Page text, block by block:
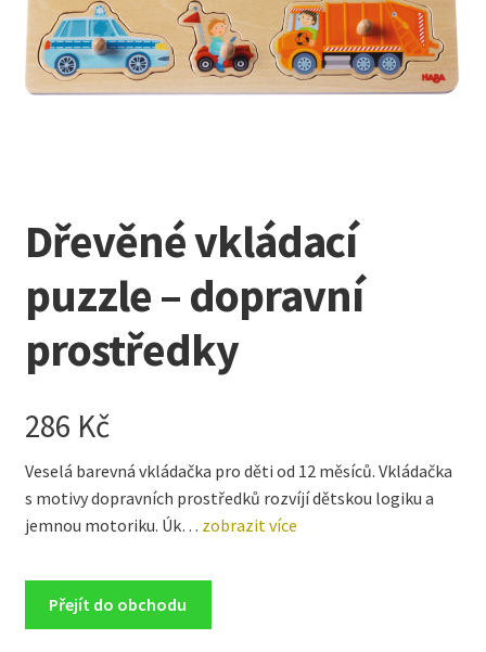
Kreativní tvoření
child
menu
Dřevěné vkládací
puzzle – dopravní
prostředky
286 Kč
Veselá barevná vkládačka pro děti od 12 měsíců. Vkládačka
s motivy dopravních prostředků rozvíjí dětskou logiku a
jemnou motoriku. Úk… zobrazit více
Přejít do obchodu